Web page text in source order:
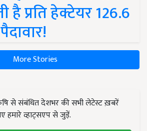
है प्रति हेक्टेयर 126.6
More Stories
से संबंधित देशभर की सभी लेटेस्ट ख़बरें
हमारे व्हाट्सएप से जुड़ें.